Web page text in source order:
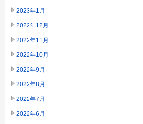
2023年1月
2022年12月
2022年11月
2022年10月
2022年9月
2022年8月
2022年7月
2022年6月